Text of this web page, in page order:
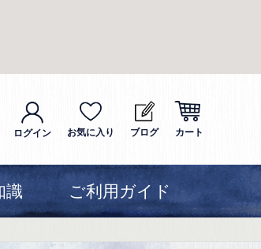
ログイン お気に入り ブログ カート
識 ご利用ガイド